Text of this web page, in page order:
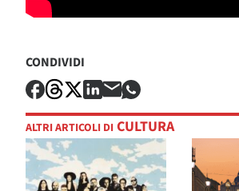
CONDIVIDI
ALTRI ARTICOLI DI CULTURA